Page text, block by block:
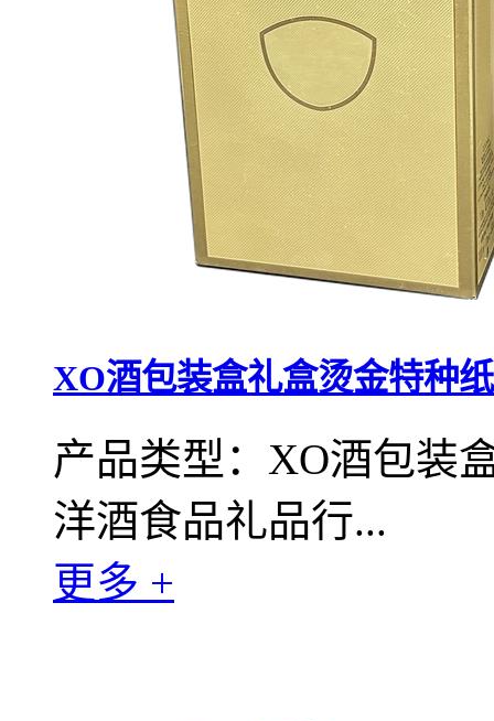
XO酒包装盒礼盒烫金特种纸
产品类型：XO酒包装
洋酒食品礼品行...
更多 +